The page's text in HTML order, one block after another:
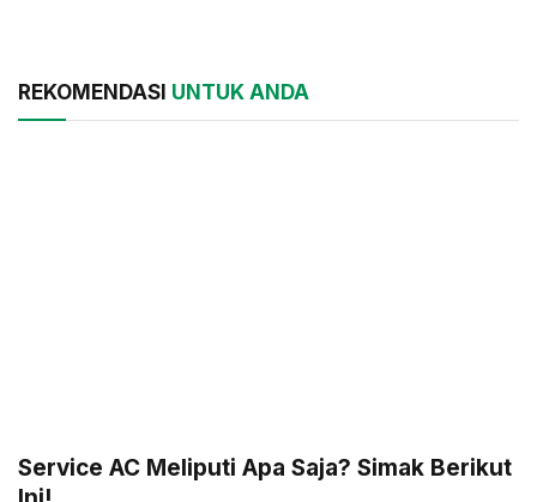
REKOMENDASI UNTUK ANDA
Service AC Meliputi Apa Saja? Simak Berikut